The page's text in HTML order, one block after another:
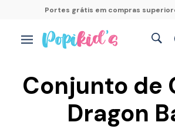
Portes grátis em compras
Conjunto de
Dragon